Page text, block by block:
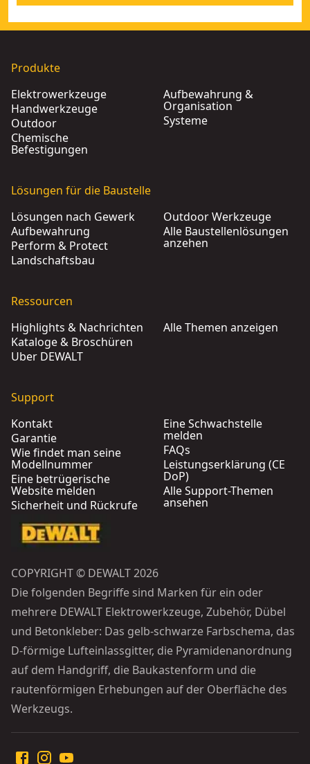
Produkte
Elektrowerkzeuge
Handwerkzeuge
Outdoor
Chemische
Befestigungen
Aufbewahrung &
Organisation
Systeme
Lösungen für die Baustelle
Lösungen nach Gewerk
Aufbewahrung
Perform & Protect
Landschaftsbau
Outdoor Werkzeuge
Alle Baustellenlösungen
anzehen
Ressourcen
Highlights & Nachrichten
Kataloge & Broschüren
Über DEWALT
Alle Themen anzeigen
Support
Kontakt
Garantie
Wie findet man seine
Modellnummer
Eine betrügerische
Website melden
Sicherheit und Rückrufe
Eine Schwachstelle
melden
FAQs
Leistungserklärung (CE
DoP)
Alle Support-Themen
ansehen
COPYRIGHT © DEWALT 2026
Die folgenden Begriffe sind Marken für ein oder
mehrere DEWALT Elektrowerkzeuge, Zubehör, Dübel
und Betonkleber: Das gelb-schwarze Farbschema, das
D-förmige Lufteinlassgitter, die Pyramidenanordnung
auf dem Handgriff, die Baukastenform und die
rautenförmigen Erhebungen auf der Oberfläche des
Werkzeugs.